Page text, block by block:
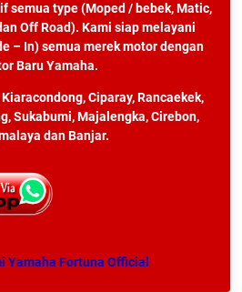
semua type (Moped / bebek, Matic,
Off Road). Kami siap melayani
– In) semua merek motor dengan
Baru Yamaha.
Ciparay, Rancaekek,
Sukabumi, Majalengka, Cirebon,
dan Banjar.
Yamaha Fortuna Official